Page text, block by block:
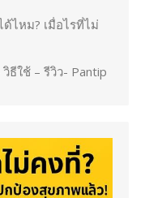
ด้ไหม? เมื่อไรที่ไม่
ธีใช้ – รีวิว- Pantip